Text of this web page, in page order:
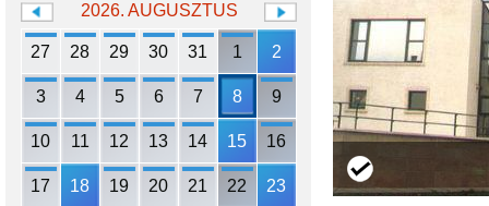
2026. AUGUSZTUS
27 28 29 30 31 1 2
3 4 5 6 7 8 9
10 11 12 13 14 15 16
17 18 19 20 21 22 23